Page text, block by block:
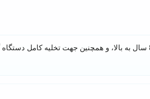
این فرآورده جهت درمان علامتی یبوست در بالغین و کودکان 8 سال به بالا، و همچنین جهت